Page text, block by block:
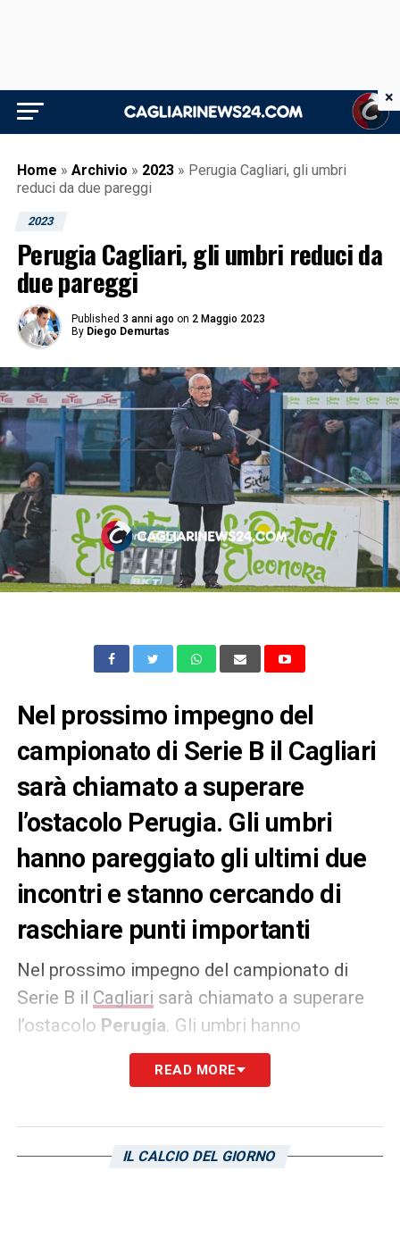
Home » Archivio » 2023 » Perugia Cagliari, gli umbri
reduci da due pareggi
2023
Perugia Cagliari, gli umbri reduci da
due pareggi
Published 3 anni ago on 2 Maggio 2023
By Diego Demurtas
Nel prossimo impegno del
campionato di Serie B il Cagliari
sarà chiamato a superare
l’ostacolo Perugia. Gli umbri
hanno pareggiato gli ultimi due
incontri e stanno cercando di
raschiare punti importanti
Nel prossimo impegno del campionato di
Serie B il Cagliari sarà chiamato a superare
l’ostacolo Perugia. Gli umbri hanno
pareggiato gli ultimi due incontri, contro
Cosenza e SPAL, e stanno cercando di
aspettarsi una squadra agguerrita che
READ MORE
IL CALCIO DEL GIORNO
×